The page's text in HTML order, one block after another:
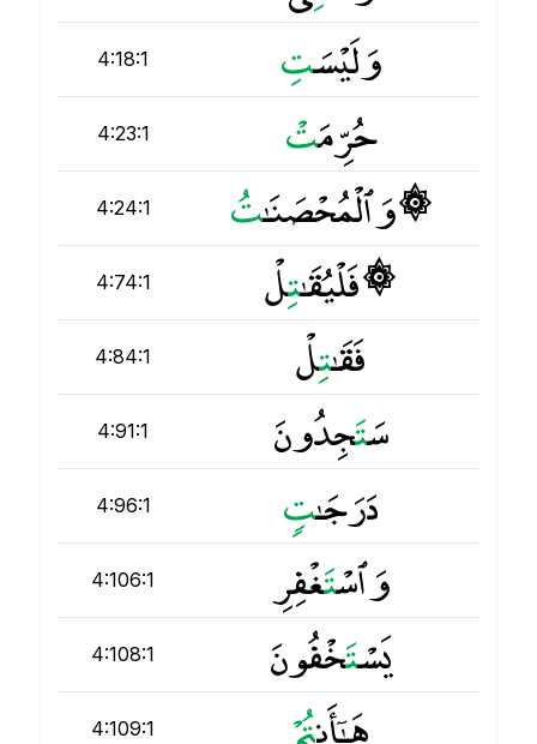
4:18:1 وَلَيْسَت
4:23:1 حُرِّمَت
4:24:1 ۞ وَٱلْمُحْصَنَـٰت
4:74:1 ۞ فَلْيُقَـٰتِلْ
4:84:1 فَقَـٰتِلْ
4:91:1 سَتَجِدُونَ
4:96:1 دَرَجَـٰت
4:106:1 وَٱسْتَغْفِرِ
4:108:1 يَسْتَخْفُونَ
4:109:1